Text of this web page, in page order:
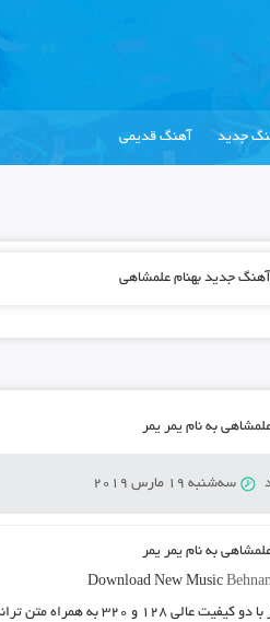
جدید آهنگ قدیمی
جدید بهنام علمشاهی
به نام یمر یمر
سه‌شنبه 19 مارس 2019
به نام یمر یمر
Download New Music
با دو کیفیت عالی ۱۲۸ و ۳۲۰ به همراه متن ترانه